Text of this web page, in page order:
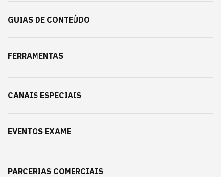
GUIAS DE CONTEÚDO
FERRAMENTAS
CANAIS ESPECIAIS
EVENTOS EXAME
PARCERIAS COMERCIAIS